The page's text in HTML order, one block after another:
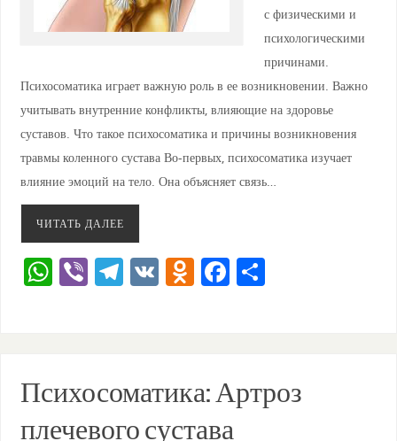
с физическими и
психологическими
причинами.
Психосоматика играет важную роль в ее возникновении. Важно
учитывать внутренние конфликты, влияющие на здоровье
суставов. Что такое психосоматика и причины возникновения
травмы коленного сустава Во-первых, психосоматика изучает
влияние эмоций на тело. Она объясняет связь…
ЧИТАТЬ ДАЛЕЕ
W
A
p
Vi T
a
m
V O
kl
a
F
b
o
О
ть
Психосоматика: Артроз
плечевого сустава